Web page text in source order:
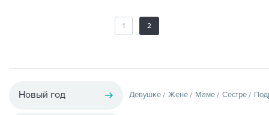
1 2
Новый год Девушке Жене Маме Сестре